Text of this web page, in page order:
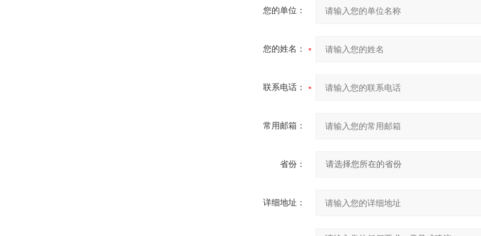
您的单位：
您的姓名：
联系电话：
常用邮箱：
省份：
详细地址：